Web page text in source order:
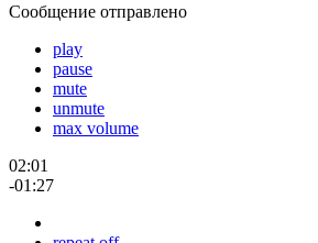
Сообщение отправлено
play
pause
mute
unmute
max volume
02:01
-01:27